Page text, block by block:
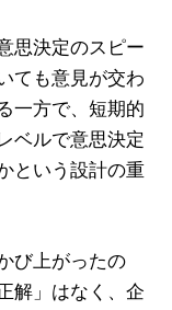
思決定のスピー
ても意見が交わ
一方で、短期的
ベルで意思決定
という設計の重
び上がったの
解」はなく、企